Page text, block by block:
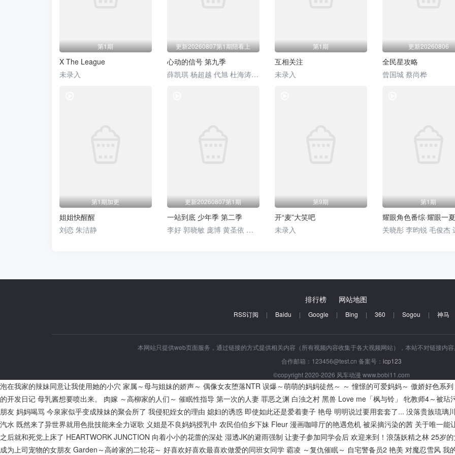
第1期
X The League
未录入
更新20260807第1期陪看上
心动的信号 第九季
薛凯琪 杨超越 代旭 杜海涛 张纯烨
第1期
互相关注
未录入
更新20260806
全民星攻略
曾国城 蔡尚桦
第1期加更
姐姐快醒醒
刘恋 朱洁静
更新20260807第1期
一站到底 少年季 第二季
李好 郭晓敏 庞博 黄圣依 张雨绮 伊能静 李雪琴 陈铭 王昱珩
第9期
开“麦”大笑吧
未录入
第1期
耀眼角色番综·耀眼一夏
关晓彤 李昀锐 毛俊杰
排行榜 网站地图
RSS订阅 | Baidu | Google | Bing | 360 | Sogou | 神马
本网站只提供web页面服务，通过链接的方式提供相关内容（所有视频内容收集于各大视频网站），本站不对链接内
合作邮箱：123456@test.cn 备案号： icp123
©copyright 2020-2026 风车动漫 www.bobi11.com
泡在我家的辣妹同意让我使用她的小穴 家属～母与姐妹的娇声～ 偶像女友堕落NTR 误爆～萌萌的妈妈徒然～ ～ 憧憬的可爱妈妈～ 傲娇好色系列
的开发日记 母乳酱想要喷出来。 肉嫁 ～高柳家的人们～ 催眠性指导 第一次的人妻 罪恶之渊 白浊之村 黑兽 Love me「枫与铃」 牝教师4～被玷
朋友 妈妈喝骂 今泉家似乎变成辣妹的聚会所了 我侵犯姪女的理由 媳妇的诱惑 即使如此还是爱着妻子 艳母 明明说过要用套套了... 没落贵族琉璃
汽水 既然来了异世界就用色批技能来全力讴歌 义姐是不良妈妈授乳中 农民伯伯乡下妹 Fleur 漫画咖啡厅的艳遇危机 被采摘污染的茜 关于唯一能
之后就和死党上床了 HEARTWORK JUNCTION 向着小小的花蕾的深处 湿透JK的避雨强制 让妻子参加同学会后 欢迎来到！浪荡妖精之林 25岁
成为上司宠物的女朋友 Garden～高岭家的二轮花～ 好喜欢好喜欢最喜欢做爱的同班女同学 霸凌 ～复仇催眠～ 自宅警备员2 艳美 对魔忍雪风 我